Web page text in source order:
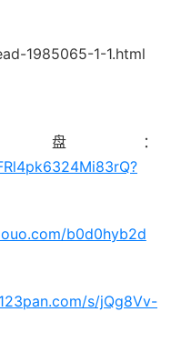
1985065-1-1.html
：
b0d0hyb2d
s/jQg8Vv-